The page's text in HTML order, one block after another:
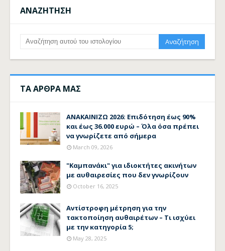
ΑΝΑΖΗΤΗΣΗ
ΤΑ ΑΡΘΡΑ ΜΑΣ
ΑΝΑΚΑΙΝΙΖΩ 2026: Επιδότηση έως 90%
και έως 36.000 ευρώ – Όλα όσα πρέπει
να γνωρίζετε από σήμερα
March 09, 2026
"Καμπανάκι" για ιδιοκτήτες ακινήτων
με αυθαιρεσίες που δεν γνωρίζουν
October 16, 2025
Αντίστροφη μέτρηση για την
τακτοποίηση αυθαιρέτων – Τι ισχύει
με την κατηγορία 5;
May 28, 2025